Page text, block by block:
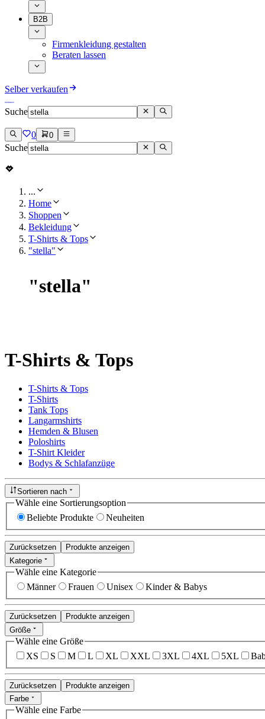
B2B
Firmenkleidung gestalten
Beraten lassen
Selber verkaufen
Suche
0 0
Suche
...
Home
Shoppen
Bekleidung
T-Shirts & Tops
"stella"
"stella"
T-Shirts & Tops
T-Shirts & Tops
T-Shirts
Tank Tops
Langarmshirts
Hemden & Blusen
Poloshirts
T-Shirt Kleider
Bodys & Schlafanzüge
Sortieren nach
Wähle eine Sortierungsoption
Beliebte Produkte
Neuheiten
Zurücksetzen
Produkte anzeigen
Kategorie
Wähle eine Kategorie
Männer
Frauen Unisex Kinder & Babys
Zurücksetzen
Produkte anzeigen
Größe
Wähle eine Größe
XS
S M L XL XXL 3XL 4XL 5XL
Zurücksetzen
Produkte anzeigen
Farbe
Wähle eine Farbe